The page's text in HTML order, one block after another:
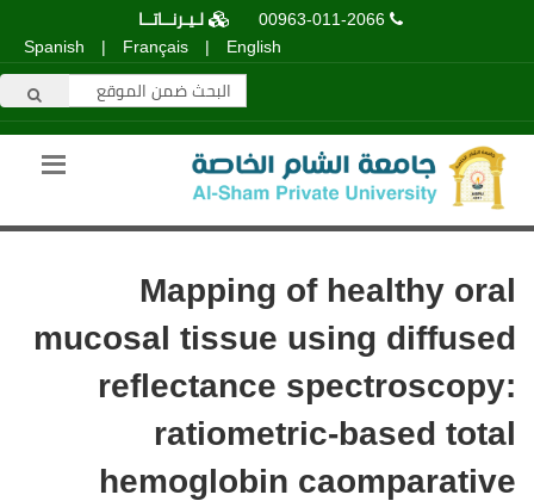
00963-011-2066
لـيـرنــاتــا
English
|
Français
|
Spanish
Mapping of healthy oral
mucosal tissue using diffused
reflectance spectroscopy:
ratiometric-based total
hemoglobin caomparative